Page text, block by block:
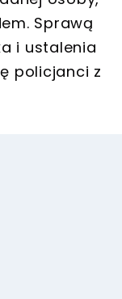
Sprawą
i ustalenia
policjanci z